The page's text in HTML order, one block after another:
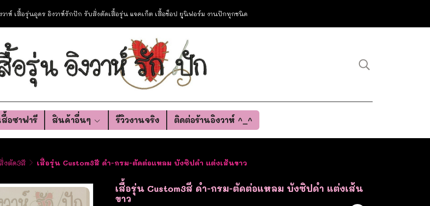
วาห์ เสื้อรุ่นอุดร อิงวาห์รักปัก รับสั่งตัดเสื้อรุ่น แจคเก็ต เสื้อช็อป ยูนิฟอร์ม งานปักทุกชนิด
สื้อซาฟารี สินค้าอื่นๆ รีวิวงานจริง ติดต่อร้านอิงวาห์ ^_^
งตัด3สี เสื้อรุ่น Custom3สี ดำ-กรม-ตัดต่อแหลม บังซิปดำ แต่งเส้นขาว
เสื้อรุ่น Custom3สี ดำ-กรม-ตัดต่อแหลม บังซิปดำ แต่งเส้น
ขาว